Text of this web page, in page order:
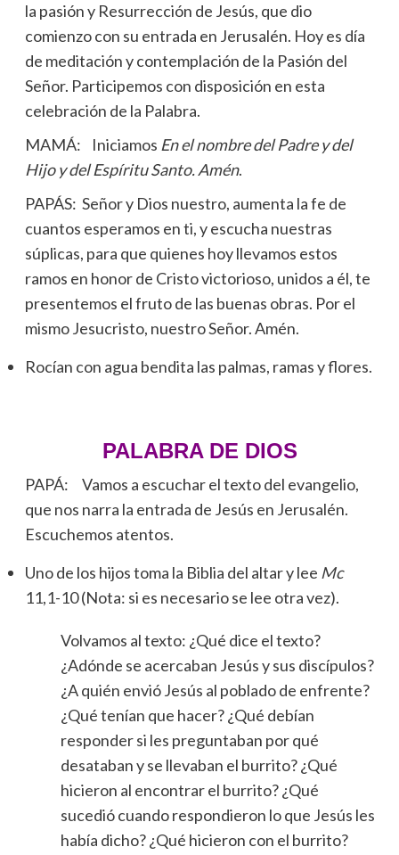
la pasión y Resurrección de Jesús, que dio
comienzo con su entrada en Jerusalén. Hoy es día
de meditación y contemplación de la Pasión del
Señor. Participemos con disposición en esta
celebración de la Palabra.
MAMÁ: Iniciamos En el nombre del Padre y del
Hijo y del Espíritu Santo. Amén.
PAPÁS: Señor y Dios nuestro, aumenta la fe de
cuantos esperamos en ti, y escucha nuestras
súplicas, para que quienes hoy llevamos estos
ramos en honor de Cristo victorioso, unidos a él, te
presentemos el fruto de las buenas obras. Por el
mismo Jesucristo, nuestro Señor. Amén.
Rocían con agua bendita las palmas, ramas y flores.
PALABRA DE DIOS
PAPÁ: Vamos a escuchar el texto del evangelio,
que nos narra la entrada de Jesús en Jerusalén.
Escuchemos atentos.
Uno de los hijos toma la Biblia del altar y lee Mc
11,1-10 (Nota: si es necesario se lee otra vez).
Volvamos al texto: ¿Qué dice el texto?
¿Adónde se acercaban Jesús y sus discípulos?
¿A quién envió Jesús al poblado de enfrente?
¿Qué tenían que hacer? ¿Qué debían
responder si les preguntaban por qué
desataban y se llevaban el burrito? ¿Qué
hicieron al encontrar el burrito? ¿Qué
sucedió cuando respondieron lo que Jesús les
había dicho? ¿Qué hicieron con el burrito?